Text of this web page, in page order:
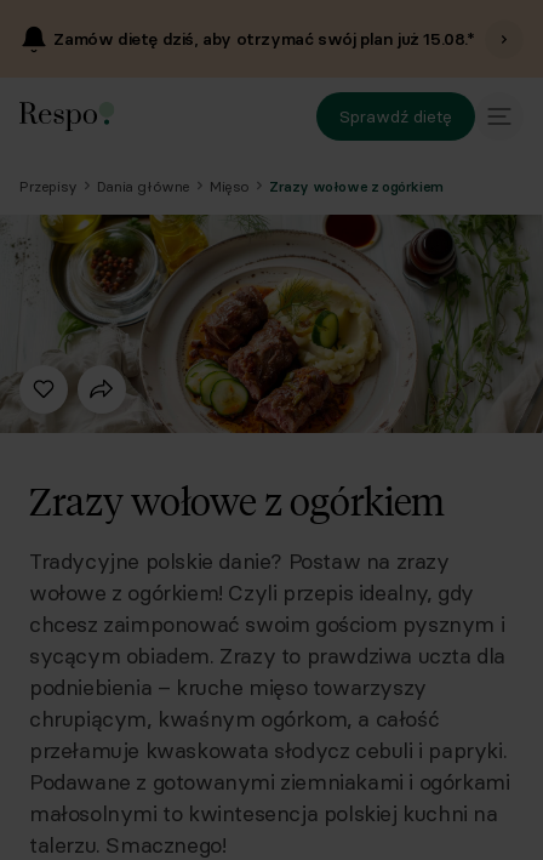
Zamów dietę dziś, aby otrzymać swój plan już15.08.*
Sprawdź dietę
Przepisy Dania główne Mięso Zrazy wołowe z ogórkiem
Zrazy wołowe z ogórkiem
Tradycyjne polskie danie? Postaw na zrazy
wołowe z ogórkiem! Czyli przepis idealny, gdy
chcesz zaimponować swoim gościom pysznym i
sycącym obiadem. Zrazy to prawdziwa uczta dla
podniebienia – kruche mięso towarzyszy
chrupiącym, kwaśnym ogórkom, a całość
przełamuje kwaskowata słodycz cebuli i papryki.
Podawane z gotowanymi ziemniakami i ogórkami
małosolnymi to kwintesencja polskiej kuchni na
talerzu. Smacznego!